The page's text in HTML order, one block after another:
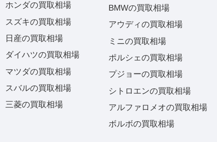
ホンダの買取相場
スズキの買取相場
日産の買取相場
ダイハツの買取相場
マツダの買取相場
スバルの買取相場
三菱の買取相場
BMWの買取相場
アウディの買取相場
ミニの買取相場
ポルシェの買取相場
プジョーの買取相場
シトロエンの買取相場
アルファロメオの買取相場
ボルボの買取相場